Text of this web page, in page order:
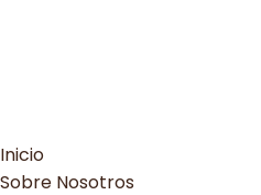
Inicio
Sobre Nosotros